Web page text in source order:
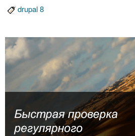
drupal 8